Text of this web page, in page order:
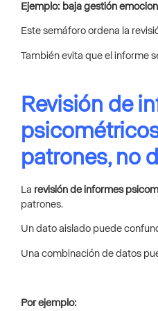
Ejemplo: baja gestión
Este semáforo ordena la
También evita que el informe
Revisión de
patrones, no
La revisión de informes
patrones.
Un dato aislado puede
Una combinación de datos
Por ejemplo: